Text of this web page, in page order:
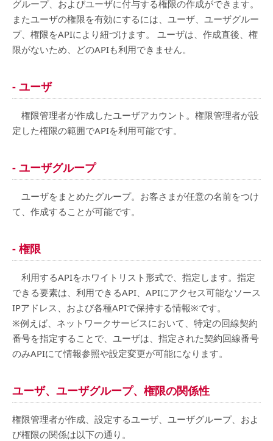
グループ、およびユーザに付与する権限の作成ができます。
またユーザの権限を有効にするには、ユーザ、ユーザグルー
プ、権限をAPIにより紐づけます。 ユーザは、作成直後、権
限がないため、どのAPIも利用できません。
- ユーザ
権限管理者が作成したユーザアカウント。権限管理者が設
定した権限の範囲でAPIを利用可能です。
- ユーザグループ
ユーザをまとめたグループ。お客さまが任意の名前をつけ
て、作成することが可能です。
- 権限
利用するAPIをホワイトリスト形式で、指定します。指定
できる要素は、利用できるAPI、APIにアクセス可能なソース
IPアドレス、および各種APIで保持する情報※です。
※例えば、ネットワークサービスにおいて、特定の回線契約
番号を指定することで、ユーザは、指定された契約回線番号
のみAPIにて情報参照や設定変更が可能になります。
ユーザ、ユーザグループ、権限の関係性
権限管理者が作成、設定するユーザ、ユーザグループ、およ
び権限の関係は以下の通り。